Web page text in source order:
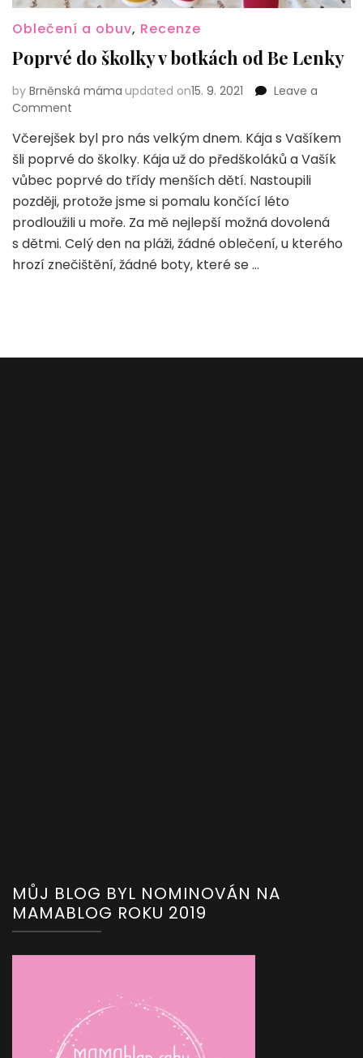
Oblečení a obuv, Recenze
Poprvé do školky v botkách od Be Lenky
by Brněnská máma updated on15. 9. 2021
Leave a
Comment
do
školky
v
botkách
od
Be
Lenky
Včerejšek byl pro nás velkým dnem. Kája s Vašíkem
šli poprvé do školky. Kája už do předškoláků a Vašík
vůbec poprvé do třídy menších dětí. Nastoupili
později, protože jsme si pomalu končící léto
prodloužili u moře. Za mě nejlepší možná dovolená
s dětmi. Celý den na pláži, žádné oblečení, u kterého
hrozí znečištění, žádné boty, které se …
MŮJ BLOG BYL NOMINOVÁN NA
MAMABLOG ROKU 2019